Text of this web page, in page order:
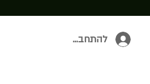
להתחברות